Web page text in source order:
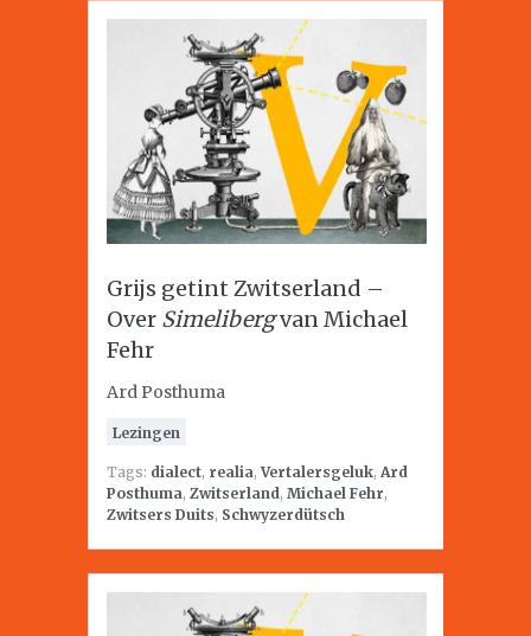
Grijs getint Zwitserland –
Over Simelibergvan Michael
Fehr
Ard Posthuma
Lezingen
Tags: dialect, realia,Vertalersgeluk, Ard
Posthuma, Zwitserland, Michael Fehr,
Zwitsers Duits, Schwyzerdütsch